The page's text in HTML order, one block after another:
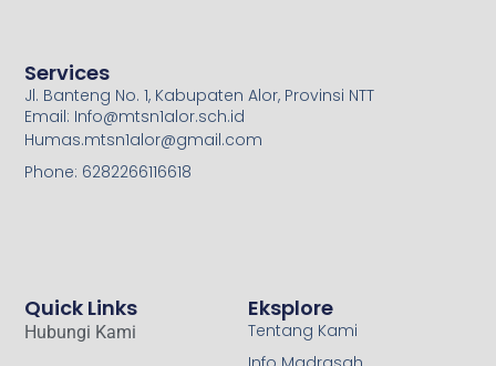
Eksplore
Tentang Kami
Quick Links
Hubungi Kami
Services
Jl. Banteng No. 1, Kabupaten Alor, Provinsi NTT
Email: Info@mtsn1alor.sch.id
Humas.mtsn1alor@gmail.com
Phone: 6282266116618